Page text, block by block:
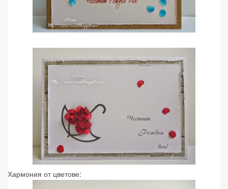
Хармония от цветове: